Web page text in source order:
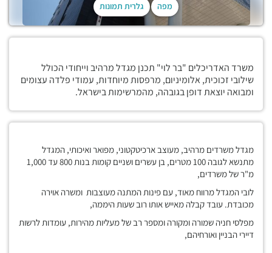
מפה גלרית תמונות
משרד האדריכלים "בר לוי" תכנן מגדל מרהיב וייחודי הכולל
שילובי זכוכית, אלומיניום, מרפסות מיוחדות, עמודי פלדה עצומים
ומבואה יוצאת דופן בגובהה, מהמרשימות בישראל.
מגדל משרדים מרהיב, מעוצב ארכיטקטוני, מפואר ואיכותי, המגדל
מתנשא לגובה 100 מטרים, בן עשרים ושניים קומות בנות 800 עד 1,000
מ"ר של משרדים,
לובי המגדל מרווח מאוד, עם פינות המתנה מעוצבות ומשרה אוירה
מכובדת. עובד קבלה מאייש אותו רוב שעות היממה,
מפלסי חניה שמורה ומקורה ומספר רב של מעליות מהירות, עומדות לרשות
דיירי הבניין ואורחיהם,